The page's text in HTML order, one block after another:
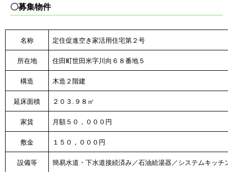
〇募集物件
名称 定住促進空き家活用住宅第２号
所在地 住田町世田米字川向６８番地５
構造 木造２階建
延床面積 ２０３.９８㎡
家賃 月額５０，０００円
敷金 １５０，０００円
設備等 簡易水道・下水道接続済み／石油給湯器／ システムキッチ